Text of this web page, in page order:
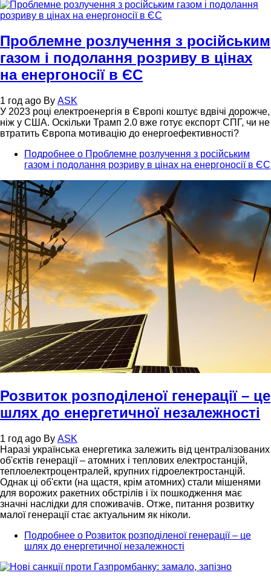
Проблемне розлучення з російським
газом і подолання розриву в цінах
на енергоносії в ЄС
1 год ago By ASK
У 2023 році електроенергія в Європі коштує вдвічі дорожче,
ніж у США. Оскільки Трамп 2.0 вже готує експорт СПГ, чи не
втратить Європа мотивацію до енергоефективності?
Подробнее о Проблемне розлучення з російським
газом і подолання розриву в цінах на енергоносії в ЄС
Розвиток розподіленої генерації – це
шлях до енергетичної незалежності
1 год ago By ASK
Наразі українська енергетика залежить від централізованих
об'єктів генерації – атомних і теплових електростанцій,
теплоелектроцентралей, крупних гідроелектростанцій.
Однак ці об'єкти (на щастя, крім атомних) стали мішенями
для ворожих ракетних обстрілів і їх пошкодження має
значні наслідки для споживачів. Отже, питання розвитку
малої генерації стає актуальним як ніколи.
Подробнее о Розвиток розподіленої генерації – це
шлях до енергетичної незалежності